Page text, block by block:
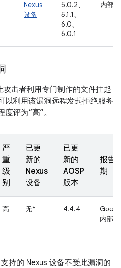
Nexus
设备
5.0.2、
5.1.1、
6.0、
6.0.1
内部
击者利用专门制作的文件挂起
以利用该漏洞远程发起拒绝服务
评为“高”。
严
重
级
别
已更
新的
Nexus
设备
已更
新的
AOSP
版本
报告
期
高 无* 4.4.4
内部
持的 Nexus 设备不受此漏洞的